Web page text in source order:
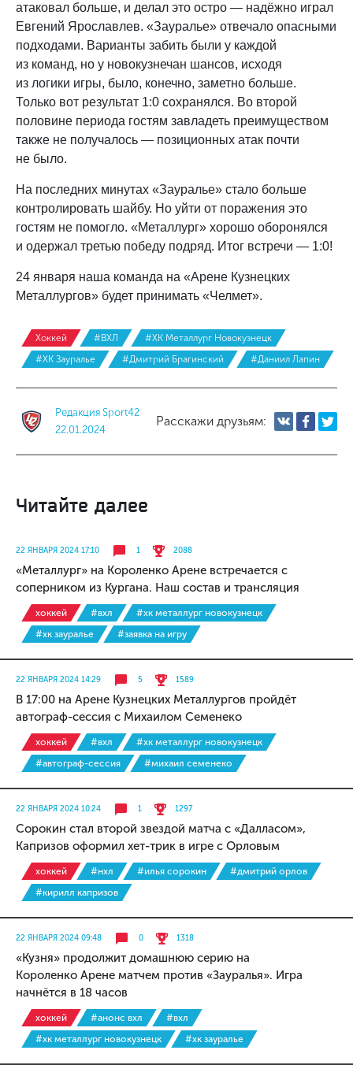
атаковал больше, и делал это остро — надёжно играл
Евгений Ярославлев. «Зауралье» отвечало опасными
подходами. Варианты забить были у каждой
из команд, но у новокузнечан шансов, исходя
из логики игры, было, конечно, заметно больше.
Только вот результат 1:0 сохранялся. Во второй
половине периода гостям завладеть преимуществом
также не получалось — позиционных атак почти
не было.
На последних минутах «Зауралье» стало больше
контролировать шайбу. Но уйти от поражения это
гостям не помогло. «Металлург» хорошо оборонялся
и одержал третью победу подряд. Итог встречи — 1:0!
24 января наша команда на «Арене Кузнецких
Металлургов» будет принимать «Челмет».
Хоккей #ВХЛ
#ХК Металлург Новокузнецк
#ХК Зауралье
#Дмитрий Брагинский #Даниил Лапин
Редакция Sport42
22.01.2024
Расскажи друзьям:
Читайте далее
22 ЯНВАРЯ 2024 17:10 1 2088
«Металлург» на Короленко Арене встречается с
соперником из Кургана. Наш состав и трансляция
хоккей #вхл
#хк металлург новокузнецк
#хк зауралье
#заявка на игру
22 ЯНВАРЯ 2024 14:29 5 1589
В 17:00 на Арене Кузнецких Металлургов пройдёт
автограф-сессия с Михаилом Семенеко
хоккей #вхл
#хк металлург новокузнецк
#автограф-сессия
#михаил семенеко
22 ЯНВАРЯ 2024 10:24 1 1297
Сорокин стал второй звездой матча с «Далласом»,
Капризов оформил хет-трик в игре с Орловым
хоккей #нхл #илья сорокин
#дмитрий орлов
#кирилл капризов
22 ЯНВАРЯ 2024 09:48 0 1318
«Кузня» продолжит домашнюю серию на
Короленко Арене матчем против «Зауралья». Игра
начнётся в 18 часов
хоккей #анонс вхл
#вхл
#хк металлург новокузнецк
#хк зауралье